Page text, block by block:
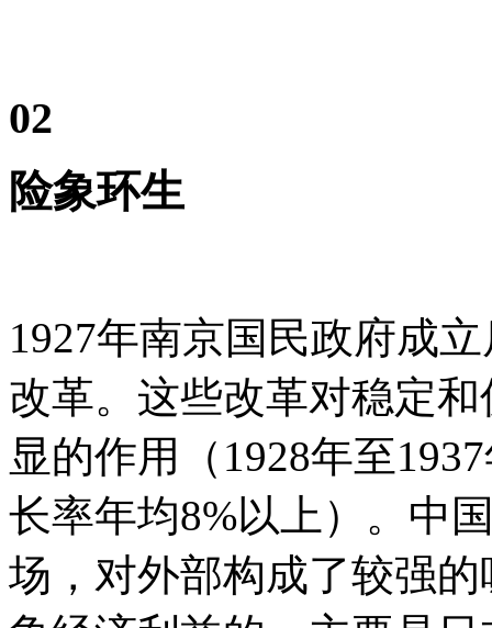
02
险象环生
1927年南京国民政府成
改革。这些改革对稳定
显的作用（1928年至
长率年均8%以上）。中
场，对外部构成了较强